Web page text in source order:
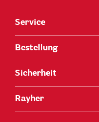
Service
Bestellung
Sicherheit
Rayher